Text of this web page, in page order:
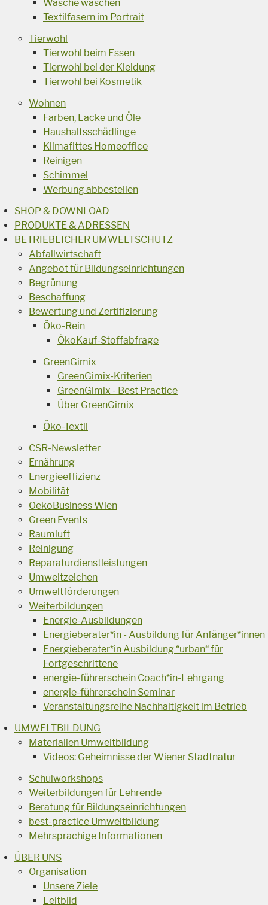
Wäsche waschen
Textilfasern im Portrait
Tierwohl
Tierwohl beim Essen
Tierwohl bei der Kleidung
Tierwohl bei Kosmetik
Wohnen
Farben, Lacke und Öle
Haushaltsschädlinge
Klimafittes Homeoffice
Reinigen
Schimmel
Werbung abbestellen
SHOP & DOWNLOAD
PRODUKTE & ADRESSEN
BETRIEBLICHER UMWELTSCHUTZ
Abfallwirtschaft
Angebot für Bildungseinrichtungen
Begrünung
Beschaffung
Bewertung und Zertifizierung
Öko-Rein
ÖkoKauf-Stoffabfrage
GreenGimix
GreenGimix-Kriterien
GreenGimix - Best Practice
Über GreenGimix
Öko-Textil
CSR-Newsletter
Ernährung
Energieeffizienz
Mobilität
OekoBusiness Wien
Green Events
Raumluft
Reinigung
Reparaturdienstleistungen
Umweltzeichen
Umweltförderungen
Weiterbildungen
Energie-Ausbildungen
Energieberater*in - Ausbildung für Anfänger*innen
Energieberater*in Ausbildung “urban“ für
Fortgeschrittene
energie-führerschein Coach*in-Lehrgang
energie-führerschein Seminar
Veranstaltungsreihe Nachhaltigkeit im Betrieb
UMWELTBILDUNG
Materialien Umweltbildung
Videos: Geheimnisse der Wiener Stadtnatur
Schulworkshops
Weiterbildungen für Lehrende
Beratung für Bildungseinrichtungen
best-practice Umweltbildung
Mehrsprachige Informationen
ÜBER UNS
Organisation
Unsere Ziele
Leitbild